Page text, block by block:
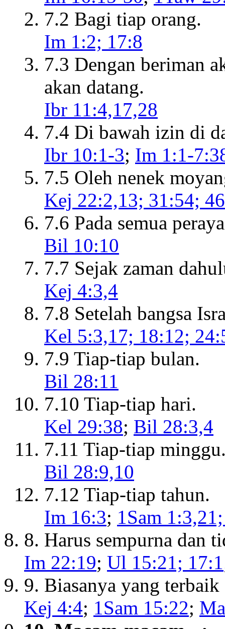
7.2 Bagi tiap orang.
Im 1:2; 17:8
7.3 Dengan beriman
akan datang.
Ibr 11:4,17,28
7.4 Di bawah izin di
Ibr 10:1-3; Im 1:1-
7.5 Oleh nenek
Kej 22:2,13; 31:54;
7.6 Pada semua
Bil 10:10
7.7 Sejak zaman
Kej 4:3,4
7.8 Setelah bangsa
Kel 5:3,17; 18:12;
7.9 Tiap-tiap bulan.
Bil 28:11
7.10 Tiap-tiap hari.
Kel 29:38; Bil 28:3,4
7.11 Tiap-tiap
Bil 28:9,10
7.12 Tiap-tiap tahun.
Im 16:3; 1Sam
8. Harus sempurna dan
Im 22:19; Ul 15:21; 17:1
9. Biasanya yang
Kej 4:4; 1Sam 15:22;